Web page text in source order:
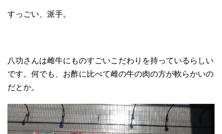
すっごい、派手。
八功さんは雌牛にものすごいこだわりを持っているらしい
です。何でも、お酢に比べて雌の牛の肉の方が軟らかいの
だとか。